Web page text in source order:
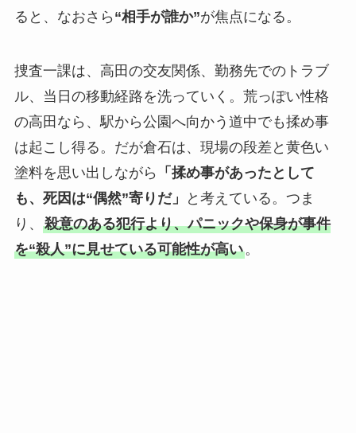
ると、なおさら “相手が誰か”が焦点になる。
捜査一課は、高田の交友関係、勤務先でのトラブ
ル、当日の移動経路を洗っていく。荒っぽい性格
の高田なら、駅から公園へ向かう道中でも揉め事
は起こし得る。だが倉石は、現場の段差と黄色い
塗料を思い出しながら
「揉め事があったとして
も、死因は“偶然”寄りだ」
と考えている。つま
り、 殺意のある犯行より、パニックや保身が事件
を“殺人”に見せている可能性が高い。